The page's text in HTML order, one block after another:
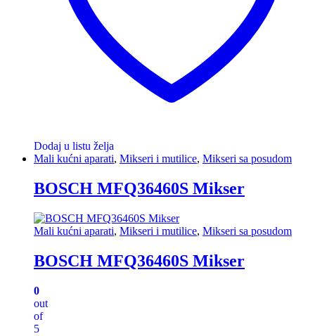
Dodaj u listu želja
Mali kućni aparati, Mikseri i mutilice, Mikseri sa posudom
BOSCH MFQ36460S Mikser
Mali kućni aparati, Mikseri i mutilice, Mikseri sa posudom
BOSCH MFQ36460S Mikser
0
out
of
5